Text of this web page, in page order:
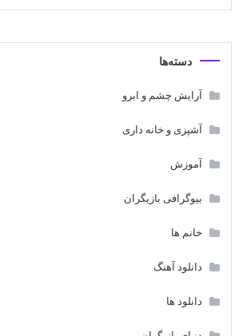
دسته‌ها
آرایش چشم و ابرو
آشپزی و خانه داری
آموزش
بیوگرافی بازیگران
خانم ها
دانلود آهنگ
دانلود ها